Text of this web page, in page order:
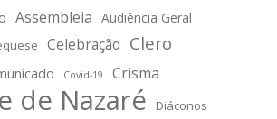
Assembleia Audiência Geral
Celebração Clero
Covid-19 Crisma
de Nazaré
Diáconos